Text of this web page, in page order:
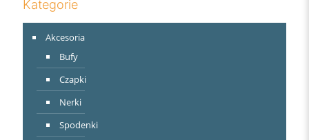
Kategorie
Akcesoria
Bufy
Czapki
Nerki
Spodenki